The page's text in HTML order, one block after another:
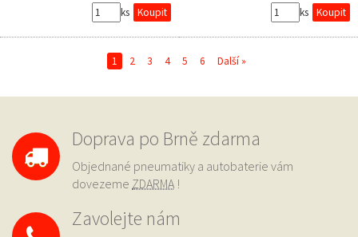
ks
ks
1 2 3 4 5 6 Další »
Doprava po Brně zdarma
Objednané pneumatiky a autobaterie vám
dovezeme ZDARMA !
Zavolejte nám